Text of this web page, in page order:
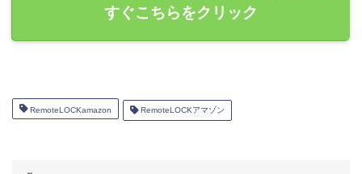
すぐこちらをクリック
RemoteLOCKamazon RemoteLOCKアマゾン